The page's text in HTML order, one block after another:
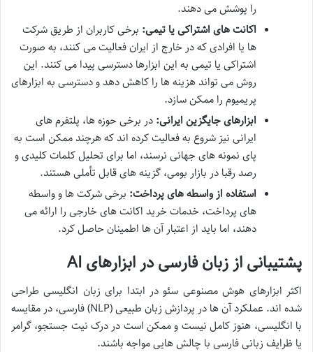
را پوشش می دهند.
اکانت های اشتراکی یا تیمی: برخی کاربران از طریق شرکت
ها یا افرادی که در خارج از ایران فعالیت می کنند، به صورت
اشتراکی یا تیمی به این ابزارها دسترسی پیدا می کنند. این
روش می تواند هزینه ها را کاهش دهد و دسترسی به ابزارهای
پریمیوم را ممکن سازد.
ابزارهای جایگزین ایرانی: در برخی حوزه ها، پلتفرم های
ایرانی نیز شروع به فعالیت کرده اند که هرچند ممکن است به
پای نمونه های جهانی نرسند، اما برای تحلیل کلمات کلیدی و
رصد رقبا در بازار بومی، گزینه های قابل تأملی هستند.
استفاده از واسطه های پرداخت: برخی شرکت ها و واسطه
های پرداخت، خدمات خرید اکانت های خارجی را ارائه می
دهند، اما باید از اعتبار آن ها اطمینان حاصل کرد.
پشتیبانی از زبان فارسی در ابزارهای AI
اکثر ابزارهای هوش مصنوعی سئو در ابتدا برای زبان انگلیسی طراحی
شده اند. عملکرد آن ها در پردازش زبان طبیعی (NLP) فارسی، در مقایسه
با انگلیسی، هنوز کامل نیست و ممکن است در درک نیت جستجو، گرامر
یا ظرایف زبانی فارسی با چالش هایی مواجه باشند.